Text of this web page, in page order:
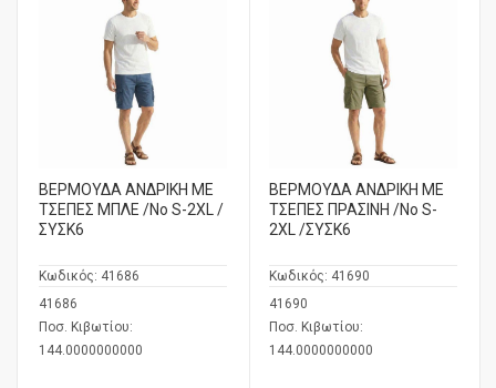
ΒΕΡΜΟΥΔΑ ΑΝΔΡΙΚΗ ΜΕ
ΤΣΕΠΕΣ ΜΠΛΕ /No S-2XL /
ΣΥΣΚ6
Κωδικός: 41686
41686
Ποσ. Κιβωτίου:
144.0000000000
ΒΕΡΜΟΥΔΑ ΑΝΔΡΙΚΗ ΜΕ
ΤΣΕΠΕΣ ΠΡΑΣΙΝΗ /No S-
2XL /ΣΥΣΚ6
Κωδικός: 41690
41690
Ποσ. Κιβωτίου:
144.0000000000